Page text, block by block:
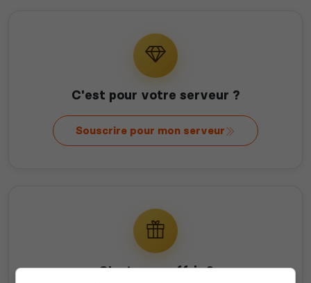
C'est pour votre serveur ?
Souscrire pour mon serveur
C'est pour offrir ?